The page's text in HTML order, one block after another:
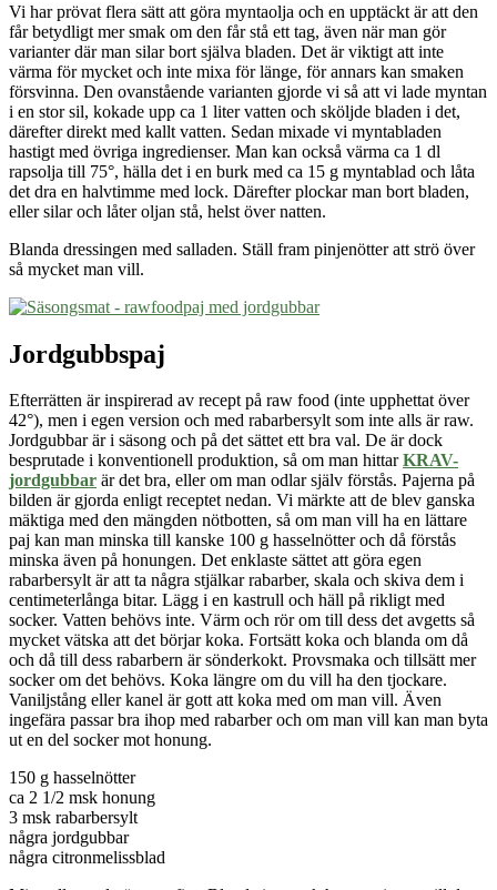
Vi har prövat flera sätt att göra myntaolja och en upptäckt är att den
får betydligt mer smak om den får stå ett tag, även när man gör
varianter där man silar bort själva bladen. Det är viktigt att inte
värma för mycket och inte mixa för länge, för annars kan smaken
försvinna. Den ovanstående varianten gjorde vi så att vi lade myntan
i en stor sil, kokade upp ca 1 liter vatten och sköljde bladen i det,
därefter direkt med kallt vatten. Sedan mixade vi myntabladen
hastigt med övriga ingredienser. Man kan också värma ca 1 dl
rapsolja till 75°, hälla det i en burk med ca 15 g myntablad och låta
det dra en halvtimme med lock. Därefter plockar man bort bladen,
eller silar och låter oljan stå, helst över natten.
Blanda dressingen med salladen. Ställ fram pinjenötter att strö över
så mycket man vill.
Jordgubbspaj
Efterrätten är inspirerad av recept på raw food (inte upphettat över
42°), men i egen version och med rabarbersylt som inte alls är raw.
Jordgubbar är i säsong och på det sättet ett bra val. De är dock
besprutade i konventionell produktion, så om man hittarKRAV-
jordgubbar är det bra, eller om man odlar själv förstås. Pajerna på
bilden är gjorda enligt receptet nedan. Vi märkte att de blev ganska
mäktiga med den mängden nötbotten, så om man vill ha en lättare
paj kan man minska till kanske 100 g hasselnötter och då förstås
minska även på honungen. Det enklaste sättet att göra egen
rabarbersylt är att ta några stjälkar rabarber, skala och skiva dem i
centimeterlånga bitar. Lägg i en kastrull och häll på rikligt med
socker. Vatten behövs inte. Värm och rör om till dess det avgetts så
mycket vätska att det börjar koka. Fortsätt koka och blanda om då
och då till dess rabarbern är sönderkokt. Provsmaka och tillsätt mer
socker om det behövs. Koka längre om du vill ha den tjockare.
Vaniljstång eller kanel är gott att koka med om man vill. Även
ingefära passar bra ihop med rabarber och om man vill kan man byta
ut en del socker mot honung.
150 g hasselnötter
ca 2 1/2 msk honung
3 msk rabarbersylt
några jordgubbar
några citronmelissblad